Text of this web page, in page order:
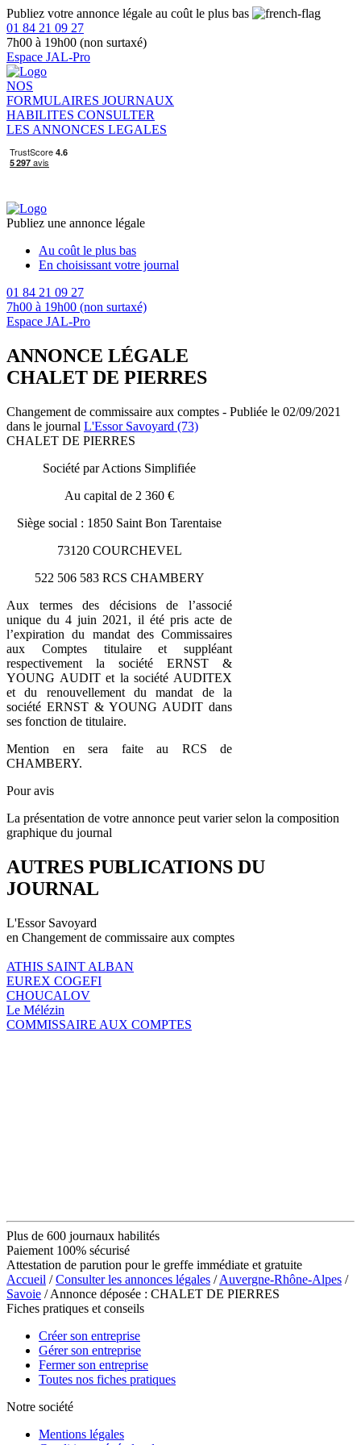
Publiez votre annonce légale au coût le plus bas
01 84 21 09 27
7h00 à 19h00 (non surtaxé)
Espace JAL-Pro
NOS
FORMULAIRES JOURNAUX
HABILITES CONSULTER
LES ANNONCES LEGALES
Publiez une annonce légale
Au coût le plus bas
En choisissant votre journal
01 84 21 09 27
7h00 à 19h00 (non surtaxé)
Espace JAL-Pro
ANNONCE LÉGALE
CHALET DE PIERRES
Changement de commissaire aux comptes - Publiée le 02/09/2021
dans le journal L'Essor Savoyard (73)
CHALET DE PIERRES
Société par Actions Simplifiée
Au capital de 2 360 €
Siège social : 1850 Saint Bon Tarentaise
73120 COURCHEVEL
522 506 583 RCS CHAMBERY
Aux termes des décisions de l’associé
unique du 4 juin 2021, il été pris acte de
l’expiration du mandat des Commissaires
aux Comptes titulaire et suppléant
respectivement la société ERNST &
YOUNG AUDIT et la société AUDITEX
et du renouvellement du mandat de la
société ERNST & YOUNG AUDIT dans
ses fonction de titulaire.
Mention en sera faite au RCS de
CHAMBERY.
Pour avis
La présentation de votre annonce peut varier selon la composition
graphique du journal
AUTRES PUBLICATIONS DU
JOURNAL
L'Essor Savoyard
en Changement de commissaire aux comptes
ATHIS SAINT ALBAN
EUREX COGEFI
CHOUCALOV
Le Mélézin
COMMISSAIRE AUX COMPTES
Plus de 600 journaux habilités
Paiement 100% sécurisé
Attestation de parution pour le greffe immédiate et gratuite
Accueil /Consulter les annonces légales /Auvergne-Rhône-Alpes /
Savoie / Annonce déposée : CHALET DE PIERRES
Fiches pratiques et conseils
Créer son entreprise
Gérer son entreprise
Fermer son entreprise
Toutes nos fiches pratiques
Notre société
Mentions légales